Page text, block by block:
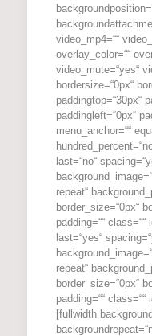
video_mp4=““
overlay_color=““
video_mute=“yes“
bordersize=“0px“
paddingtop=“30px“
paddingleft=“0px“
menu_anchor=““
last=“no“
repeat“
border_size=“0px“
padding=““
last=“yes“
repeat“
border_size=“0px“
padding=““
[fullwidth